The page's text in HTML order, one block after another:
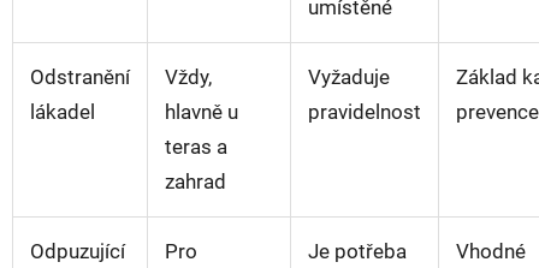
umístěné
Odstranění
lákadel
Vždy,
hlavně u
teras a
zahrad
Vyžaduje
pravidelnost
Základ
prevence
Odpuzující
Pro
Je potřeba
Vhodné